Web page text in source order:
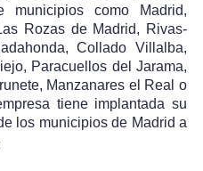
municipios como Madrid,
Rozas de Madrid, Rivas-
Collado Villalba,
Paracuellos del Jarama,
Manzanares el Real o
tiene implantada su
los municipios de Madrid a